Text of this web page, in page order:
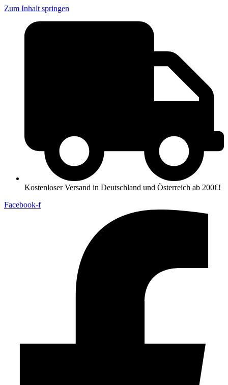
Zum Inhalt springen
Kostenloser Versand in Deutschland und Österreich ab 200€!
Facebook-f